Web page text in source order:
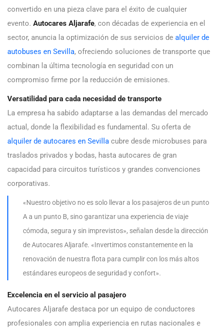
convertido en una pieza clave para el éxito de cualquier
evento. Autocares Aljarafe, con décadas de experiencia en el
sector, anuncia la optimización de sus servicios de alquiler de
autobuses en Sevilla, ofreciendo soluciones de transporte que
combinan la última tecnología en seguridad con un
compromiso firme por la reducción de emisiones.
Versatilidad para cada necesidad de transporte
La empresa ha sabido adaptarse a las demandas del mercado
actual, donde la flexibilidad es fundamental. Su oferta de
alquiler de autocares en Sevilla cubre desde microbuses para
traslados privados y bodas, hasta autocares de gran
capacidad para circuitos turísticos y grandes convenciones
corporativas.
«Nuestro objetivo no es solo llevar a los pasajeros de un punto
A a un punto B, sino garantizar una experiencia de viaje
cómoda, segura y sin imprevistos», señalan desde la dirección
de Autocares Aljarafe. «Invertimos constantemente en la
renovación de nuestra flota para cumplir con los más altos
estándares europeos de seguridad y confort».
Excelencia en el servicio al pasajero
Autocares Aljarafe destaca por un equipo de conductores
profesionales con amplia experiencia en rutas nacionales e